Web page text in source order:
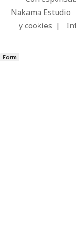
Nakama Estudio
y cookies |
Form